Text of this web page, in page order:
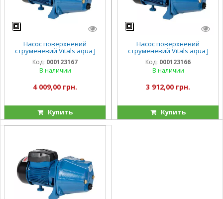
Насос поверхневий
струменевий Vitals aqua J
950de
Код: 000123167
В наличии
4 009,00 грн.
Купить
Насос поверхневий
струменевий Vitals aqua J
847de
Код: 000123166
В наличии
3 912,00 грн.
Купить